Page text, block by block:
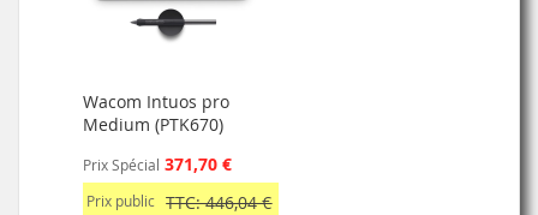
Wacom Intuos pro
Medium (PTK670)
Prix Spécial 371,70 €
Prix public TTC: 446,04 €